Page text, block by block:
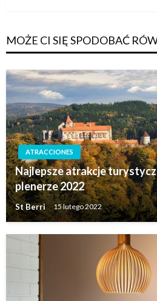
MOŻE CI SIĘ SPODOBAĆ
ATRACCIONES
Najlepsze atrakcje
plenerze 2022
St Berri 15 lutego 2022